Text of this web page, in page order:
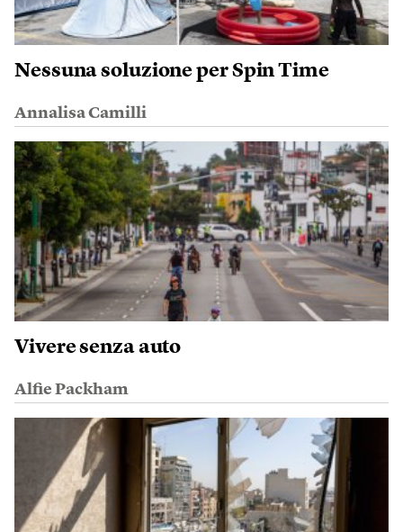
Nessuna soluzione per Spin Time
Annalisa Camilli
Vivere senza auto
Alfie Packham